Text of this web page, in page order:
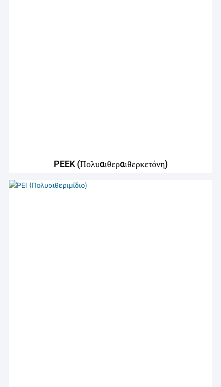
PEEK (Πολυαιθεραιθερκετόνη)